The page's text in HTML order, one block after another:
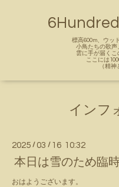
標高600m、ウッ
小鳥たちの歌声
雲に手が届く
ここには
（精
インフ
2025 / 03 / 16 10:32
本日は雪のため臨
おはようございます。